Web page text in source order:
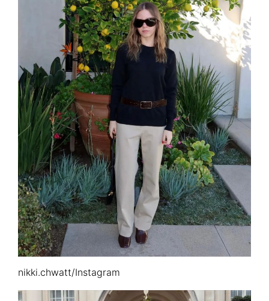
nikki.chwatt/Instagram